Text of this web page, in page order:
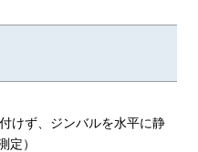
けず、ジンバルを水平に静
定）